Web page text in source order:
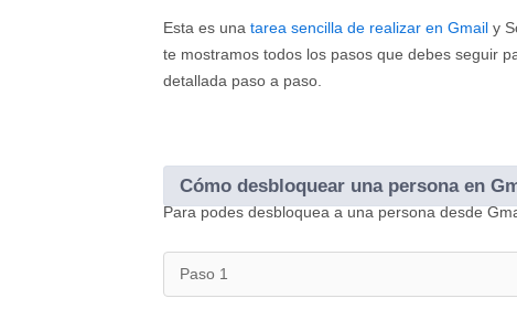
Esta es una tarea sencilla de realizar en Gmail y
te mostramos todos los pasos que debes seguir
detallada paso a paso.
Cómo desbloquear una persona en
Para podes desbloquea a una persona desde
Paso 1